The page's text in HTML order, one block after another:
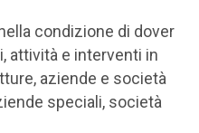
condizione di dover
attività e interventi in
aziende e società
speciali, società